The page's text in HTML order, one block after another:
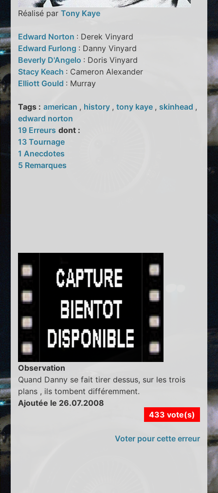
Réalisé parTony Kaye
Edward Norton : Derek Vinyard
Edward Furlong : Danny Vinyard
Beverly D'Angelo : Doris Vinyard
Stacy Keach : Cameron Alexander
Elliott Gould : Murray
Tags : american , history ,tony kaye , skinhead ,
edward norton
19 Erreurs dont :
13 Tournage
1 Anecdotes
5 Remarques
Observation
Quand Danny se fait tirer dessus, sur les trois
plans , ils tombent différemment.
Ajoutée le 26.07.2008
433 vote(s)
Voter pour cette erreur